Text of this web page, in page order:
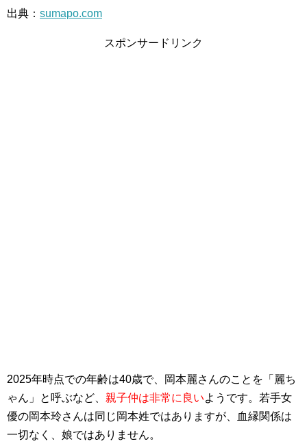
出典： sumapo.com
スポンサードリンク
2025年時点での年齢は40歳で、岡本麗さんのことを「麗ち
ゃん」と呼ぶなど、 親子仲は非常に良いようです。若手女
優の岡本玲さんは同じ岡本姓ではありますが、血縁関係は
一切なく、娘ではありません。